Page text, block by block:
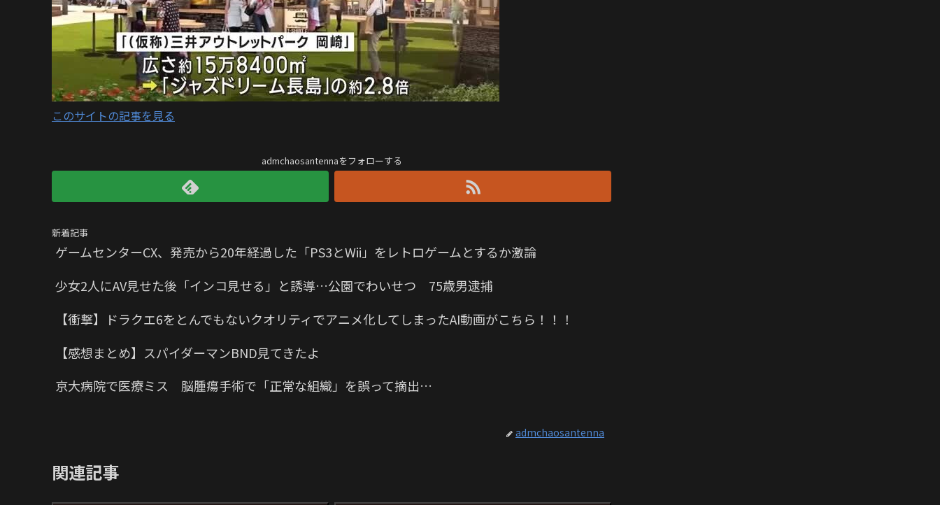
このサイトの記事を見る
admchaosantennaをフォローする
新着記事
ゲームセンターCX、発売から20年経過した「PS3とWii」をレトロゲームとするか激論
少女2人にAV見せた後「インコ見せる」と誘導…公園でわいせつ 75歳男逮捕
【衝撃】ドラクエ6をとんでもないクオリティでアニメ化してしまったAI動画がこちら！！！
【感想まとめ】スパイダーマンBND見てきたよ
京大病院で医療ミス 脳腫瘍手術で「正常な組織」を誤って摘出…
admchaosantenna
関連記事